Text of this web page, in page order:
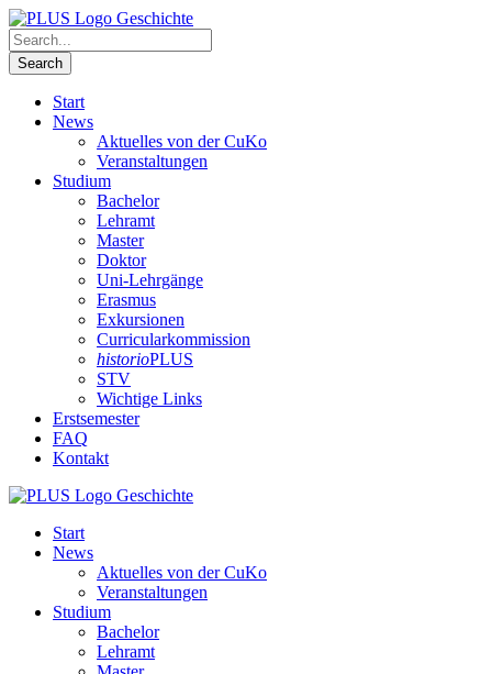
Start
News
Aktuelles von der CuKo
Veranstaltungen
Studium
Bachelor
Lehramt
Master
Doktor
Uni-Lehrgänge
Erasmus
Exkursionen
Curricularkommission
historioPLUS
STV
Wichtige Links
Erstsemester
FAQ
Kontakt
Start
News
Aktuelles von der CuKo
Veranstaltungen
Studium
Bachelor
Lehramt